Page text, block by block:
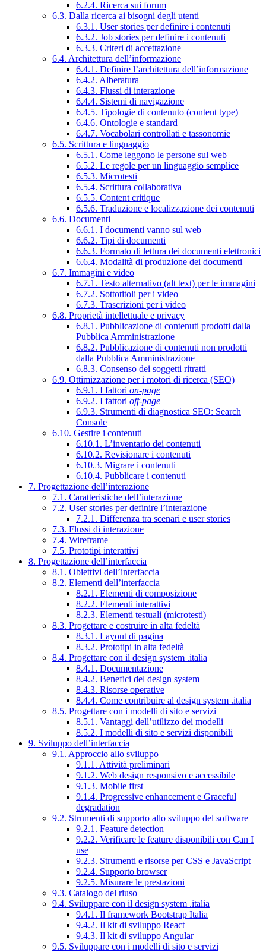
6.2.4. Ricerca sui forum
6.3. Dalla ricerca ai bisogni degli utenti
6.3.1. User stories per definire i contenuti
6.3.2. Job stories per definire i contenuti
6.3.3. Criteri di accettazione
6.4. Architettura dell’informazione
6.4.1. Definire l’architettura dell’informazione
6.4.2. Alberatura
6.4.3. Flussi di interazione
6.4.4. Sistemi di navigazione
6.4.5. Tipologie di contenuto (content type)
6.4.6. Ontologie e standard
6.4.7. Vocabolari controllati e tassonomie
6.5. Scrittura e linguaggio
6.5.1. Come leggono le persone sul web
6.5.2. Le regole per un linguaggio semplice
6.5.3. Microtesti
6.5.4. Scrittura collaborativa
6.5.5. Content critique
6.5.6. Traduzione e localizzazione dei contenuti
6.6. Documenti
6.6.1. I documenti vanno sul web
6.6.2. Tipi di documenti
6.6.3. Formato di lettura dei documenti elettronici
6.6.4. Modalità di produzione dei documenti
6.7. Immagini e video
6.7.1. Testo alternativo (alt text) per le immagini
6.7.2. Sottotitoli per i video
6.7.3. Trascrizioni per i video
6.8. Proprietà intellettuale e privacy
6.8.1. Pubblicazione di contenuti prodotti dalla
Pubblica Amministrazione
6.8.2. Pubblicazione di contenuti non prodotti
dalla Pubblica Amministrazione
6.8.3. Consenso dei soggetti ritratti
6.9. Ottimizzazione per i motori di ricerca (SEO)
6.9.1. I fattori on-page
6.9.2. I fattori off-page
6.9.3. Strumenti di diagnostica SEO: Search
Console
6.10. Gestire i contenuti
6.10.1. L’inventario dei contenuti
6.10.2. Revisionare i contenuti
6.10.3. Migrare i contenuti
6.10.4. Pubblicare i contenuti
7. Progettazione dell’interazione
7.1. Caratteristiche dell’interazione
7.2. User stories per definire l’interazione
7.2.1. Differenza tra scenari e user stories
7.3. Flussi di interazione
7.4. Wireframe
7.5. Prototipi interattivi
8. Progettazione dell’interfaccia
8.1. Obiettivi dell’interfaccia
8.2. Elementi dell’interfaccia
8.2.1. Elementi di composizione
8.2.2. Elementi interattivi
8.2.3. Elementi testuali (microtesti)
8.3. Progettare e costruire in alta fedeltà
8.3.1. Layout di pagina
8.3.2. Prototipi in alta fedeltà
8.4. Progettare con il design system .italia
8.4.1. Documentazione
8.4.2. Benefici del design system
8.4.3. Risorse operative
8.4.4. Come contribuire al design system .italia
8.5. Progettare con i modelli di sito e servizi
8.5.1. Vantaggi dell’utilizzo dei modelli
8.5.2. I modelli di sito e servizi disponibili
9. Sviluppo dell’interfaccia
9.1. Approccio allo sviluppo
9.1.1. Attività preliminari
9.1.2. Web design responsivo e accessibile
9.1.3. Mobile first
9.1.4. Progressive enhancement e Graceful
degradation
9.2. Strumenti di supporto allo sviluppo del software
9.2.1. Feature detection
9.2.2. Verificare le feature disponibili con Can I
use
9.2.3. Strumenti e risorse per CSS e JavaScript
9.2.4. Supporto browser
9.2.5. Misurare le prestazioni
9.3. Catalogo del riuso
9.4. Sviluppare con il design system .italia
9.4.1. Il framework Bootstrap Italia
9.4.2. Il kit di sviluppo React
9.4.3. Il kit di sviluppo Angular
9.5. Sviluppare con i modelli di sito e servizi